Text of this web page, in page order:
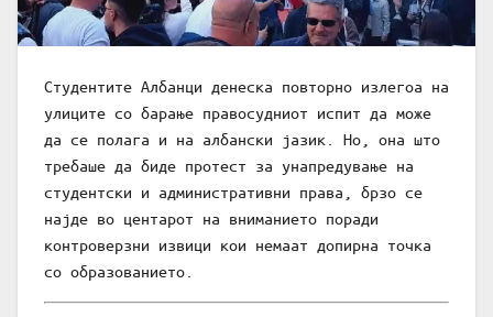
Студентите Албанци денеска повторно излегоа на
улиците со барање правосудниот испит да може
да се полага и на албански јазик. Но, она што
требаше да биде протест за унапредување на
студентски и административни права, брзо се
најде во центарот на вниманието поради
контроверзни извици кои немаат допирна точка
со образованието.